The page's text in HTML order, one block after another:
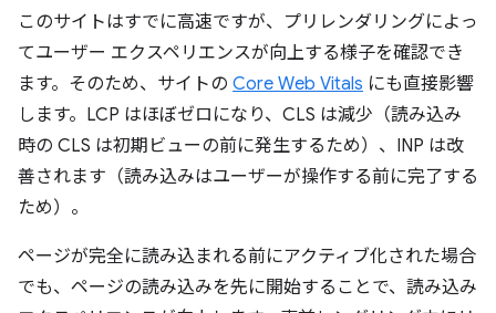
このサイトはすでに高速ですが、プリレンダリングによっ
てユーザー エクスペリエンスが向上する様子を確認でき
ます。そのため、サイトの Core Web Vitals にも直接影響
します。LCP はほぼゼロになり、CLS は減少（読み込み
時の CLS は初期ビューの前に発生するため）、INP は改
善されます（読み込みはユーザーが操作する前に完了する
ため）。
ページが完全に読み込まれる前にアクティブ化された場合
でも、ページの読み込みを先に開始することで、読み込み